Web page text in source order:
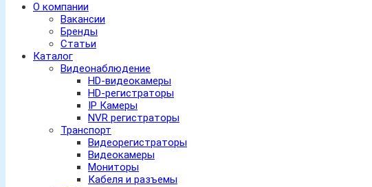
О компании
Вакансии
Бренды
Статьи
Каталог
Видеонаблюдение
HD-видеокамеры
HD-регистраторы
IP Камеры
NVR регистраторы
Транспорт
Видеорегистраторы
Видеокамеры
Мониторы
Кабеля и разъемы